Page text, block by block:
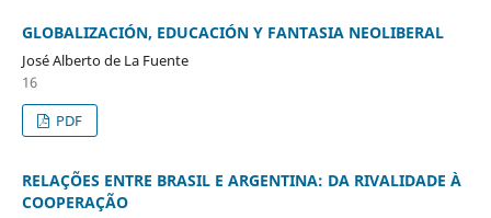
GLOBALIZACIÓN, EDUCACIÓN Y FANTASIA NEOLIBERAL
José Alberto de La Fuente
16
PDF
RELAÇÕES ENTRE BRASIL E ARGENTINA: DA RIVALIDADE À
COOPERAÇÃO